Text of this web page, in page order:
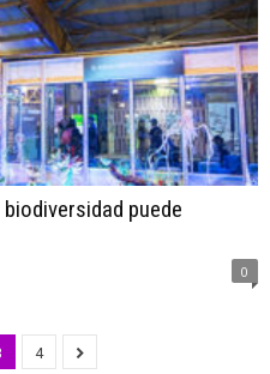
puede
0
4